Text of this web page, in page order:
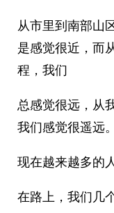
从市里到南部山
是感觉很近，而
程，我们
总感觉很远，从
我们感觉很遥远。
现在越来越多的
在路上，我们几